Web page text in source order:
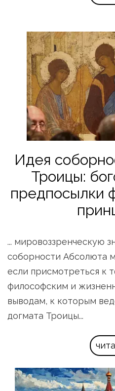
Идея
Троицы:
предпосылки
... мировоззренческую
соборности Абсолюта
если присмотреться к
философским и
выводам, к которым
догмата Троицы...